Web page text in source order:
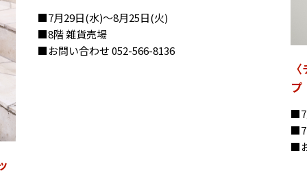
■7月29日(水)〜8月25日(火)
■8階 雑貨売場
■お問い合わせ 052-566-8136
プ
■7
■7
■